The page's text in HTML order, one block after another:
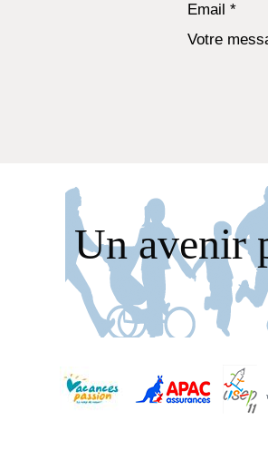
Email *
Votre
Un avenir